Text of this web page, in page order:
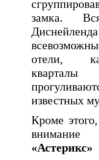
замка.
отели,
известных
Кроме
«Астерикс»